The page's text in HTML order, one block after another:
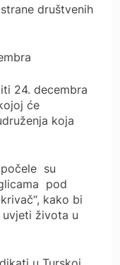
društvenih
24. decembra
će
koja
su
pod
kako bi
uvjeti života u